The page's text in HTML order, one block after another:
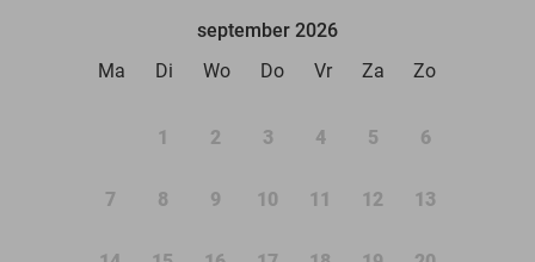
september 2026
Ma
Di Wo Do Vr Za Zo
1 2 3 4 5 6
7 8 9 10 11 12 13